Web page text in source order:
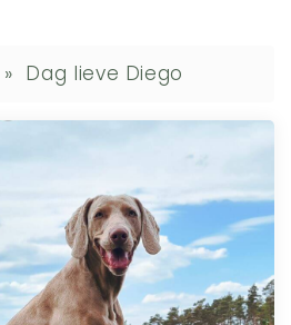
» Dag lieve Diego